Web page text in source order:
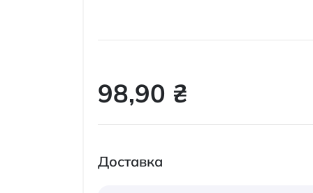
98,90 ₴
Доставка